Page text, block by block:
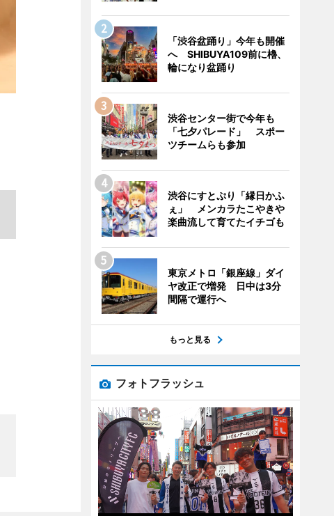
「渋谷盆踊り」今年も開催
へ SHIBUYA109前に櫓、
輪になり盆踊り
渋谷センター街で今年も
「七夕パレード」 スポー
ツチームらも参加
渋谷にすとぷり「縁日かふ
ぇ」 メンカラたこやきや
楽曲流して育てたイチゴも
東京メトロ「銀座線」ダイ
ヤ改正で増発 日中は3分
間隔で運行へ
もっと見る
フォトフラッシュ